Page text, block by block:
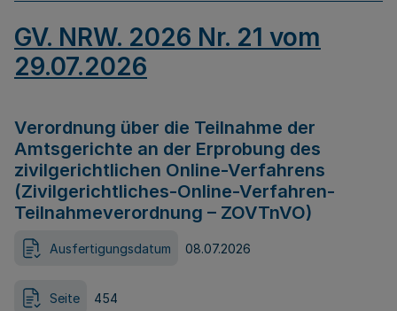
GV. NRW. 2026 Nr. 21 vom
29.07.2026
Verordnung über die Teilnahme der
Amtsgerichte an der Erprobung des
zivilgerichtlichen Online-Verfahrens
(Zivilgerichtliches-Online-Verfahren-
Teilnahmeverordnung – ZOVTnVO)
Ausfertigungsdatum 08.07.2026
Seite 454